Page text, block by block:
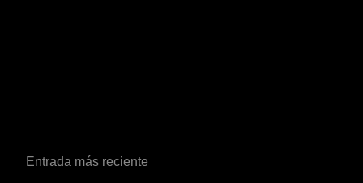
Entrada más reciente